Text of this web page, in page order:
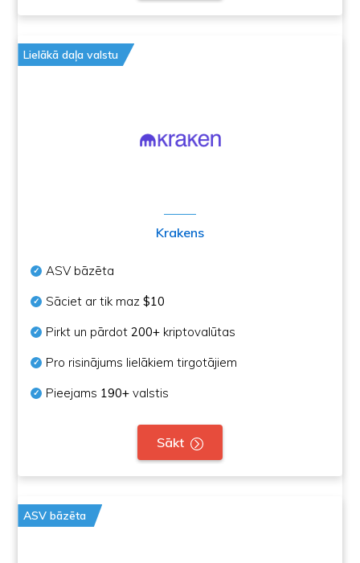
Lielākā daļa valstu
Krakens
ASV bāzēta
Sāciet ar tik maz$10
Pirkt un pārdot200+ kriptovalūtas
Pro risinājums lielākiem tirgotājiem
Pieejams 190+ valstis
Sākt
ASV bāzēta